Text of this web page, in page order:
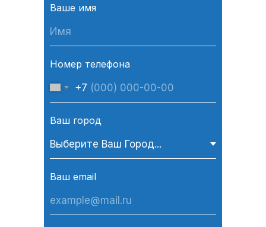
Ваше имя
Номер телефона
+7
Ваш город
Ваш email